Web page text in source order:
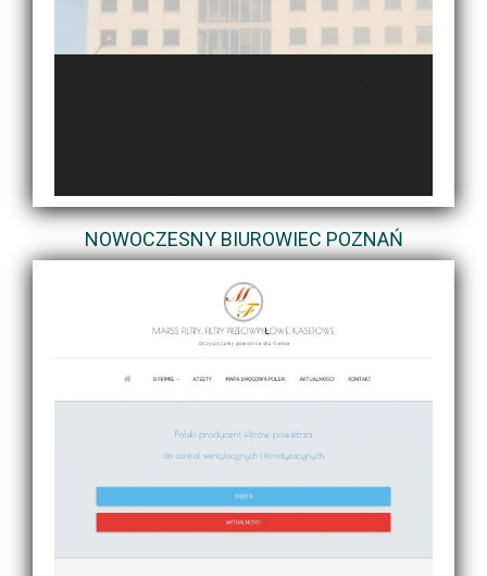
NOWOCZESNY BIUROWIEC POZNAŃ